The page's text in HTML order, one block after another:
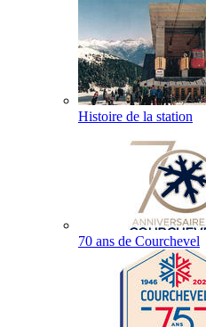
Histoire de la station
70 ans de Courchevel